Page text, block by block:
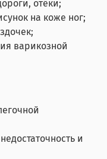
отёки;
на коже ног;
варикозной
и